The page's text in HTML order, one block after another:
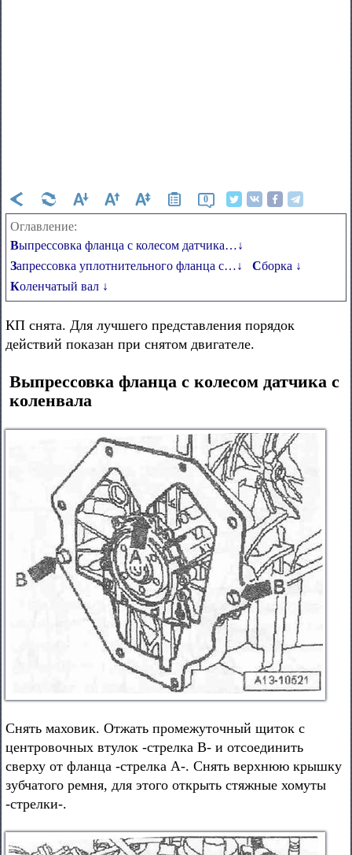
0
Оглавление:
Выпрессовка фланца с колесом датчика…↓
Запрессовка уплотнительного фланца с…↓
Сборка ↓
Коленчатый вал ↓
КП снята. Для лучшего представления порядок
действий показан при снятом двигателе.
Выпрессовка фланца с колесом датчика с
коленвала
Снять маховик. Отжать промежуточный щиток с
центровочных втулок -стрелка В- и отсоединить
сверху от фланца -стрелка А-. Снять верхнюю крышку
зубчатого ремня, для этого открыть стяжные хомуты
-стрелки-.